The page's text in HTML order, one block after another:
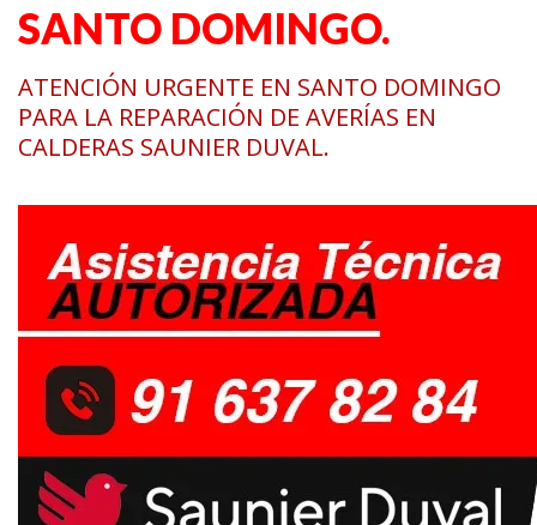
SANTO DOMINGO.
ATENCIÓN URGENTE EN SANTO DOMINGO
PARA LA REPARACIÓN DE AVERÍAS EN
CALDERAS SAUNIER DUVAL.